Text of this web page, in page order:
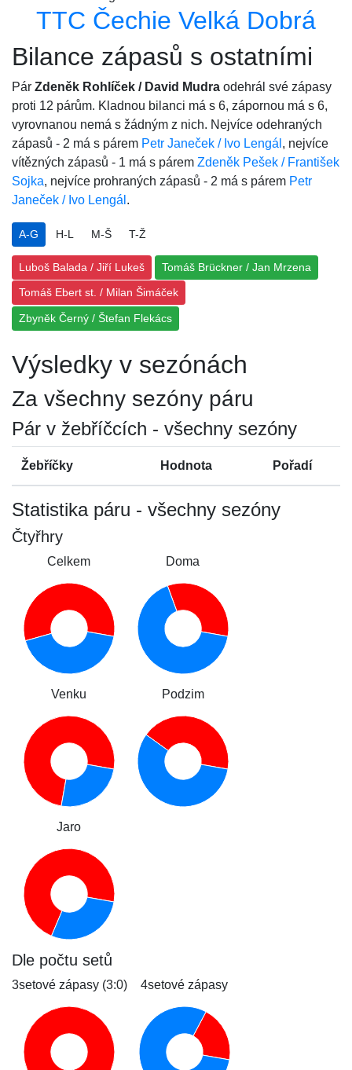
TTC Čechie Velká Dobrá
Bilance zápasů s ostatními
Pár Zdeněk Rohlíček / David Mudra odehrál své zápasy
proti 12 párům. Kladnou bilanci má s 6, zápornou má s 6,
vyrovnanou nemá s žádným z nich. Nejvíce odehraných
zápasů - 2 má s párem Petr Janeček / Ivo Lengál , nejvíce
vítězných zápasů - 1 má s párem Zdeněk Pešek / František
Sojka, nejvíce prohraných zápasů - 2 má s párem Petr
Janeček / Ivo Lengál .
A-G H-L M-Š T-Ž
Luboš Balada / Jiří Lukeš Tomáš Brückner / Jan Mrzena
Tomáš Ebert st. / Milan Šimáček
Zbyněk Černý / Štefan Flekács
Výsledky v sezónách
Za všechny sezóny páru
Pár v žebříčcích - všechny sezóny
Žebříčky Hodnota Pořadí
Statistika páru - všechny sezóny
Čtyřhry
Celkem Doma
Venku Podzim
Jaro
Dle počtu setů
3setové zápasy (3:0) 4setové zápasy